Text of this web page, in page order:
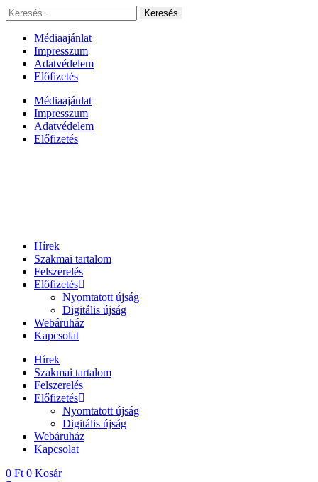
Ugrás
a
tartalomhoz
Keresés:
Médiaajánlat
Impresszum
Adatvédelem
Előfizetés
Médiaajánlat
Impresszum
Adatvédelem
Előfizetés
Hírek
Szakmai tartalom
Felszerelés
Előfizetés
Nyomtatott újság
Digitális újság
Webáruház
Kapcsolat
Hírek
Szakmai tartalom
Felszerelés
Előfizetés
Nyomtatott újság
Digitális újság
Webáruház
Kapcsolat
0 Ft 0 Kosár